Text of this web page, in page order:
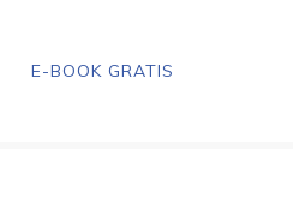
E-BOOK GRATIS